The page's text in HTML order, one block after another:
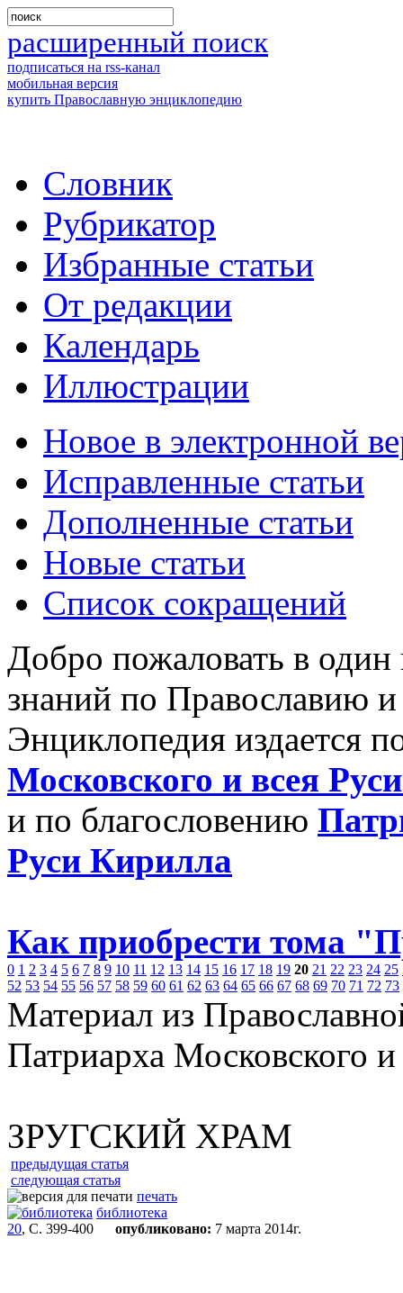
расширенный поиск
подписаться на rss-канал
мобильная версия
купить Православную энциклопедию
Словник
Рубрикатор
Избранные статьи
От редакции
Календарь
Иллюстрации
Новое в электронной
Исправленные статьи
Дополненные статьи
Новые статьи
Список сокращений
Добро пожаловать в
знаний по Православию
Энциклопедия издается
Московского и всея
и по благословению
Руси Кирилла
Как приобрести тома
0 1 2 3 4 5 6 7 8 9 10 11 12 13 14 15 16 17 18 19 20 21 22 23 24 25
52 53 54 55 56 57 58 59 60 61 62 63 64 65 66 67 68 69 70 71 72 73
Материал из
Патриарха Московского
ЗРУГСКИЙ ХРАМ
предыдущая статья
следующая статья
печать
библиотека
20, С. 399-400 опубликовано: 7 марта 2014г.